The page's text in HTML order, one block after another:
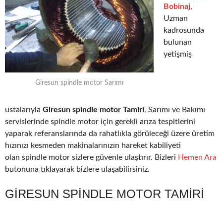
Giresun spindle motor Sarımı
Bobinaj,
Uzman
kadrosunda
bulunan
yetişmiş
ustalarıyla Giresun spindle motor Tamiri, Sarımı ve Bakımı
servislerinde spindle motor için gerekli arıza tespitlerini
yaparak referanslarında da rahatlıkla görüleceği üzere üretim
hızınızı kesmeden makinalarınızın hareket kabiliyeti
olan spindle motor sizlere güvenle ulaştırır. Bizleri Hemen Ara
butonuna tıklayarak bizlere ulaşabilirsiniz.
GIRESUN SPINDLE MOTOR TAMIRI